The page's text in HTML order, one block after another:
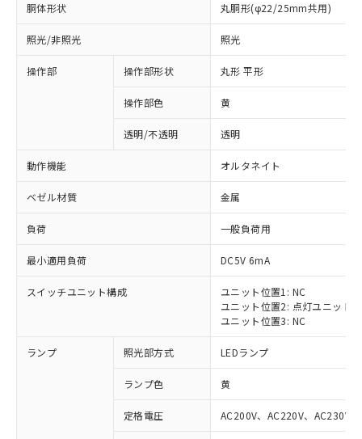
胴体形状 丸胴形(φ22/25mm共用)
照光/非照光 照光
操作部 操作部形状 丸形 平形
操作部色 黄
透明/不透明 透明
動作機能 オルタネイト
ベゼル材質 金属
負荷 一般負荷用
最小適用負荷 DC5V 6mA
スイッチユニット構成
ユニット位置1: NC
ユニット位置2: 点灯ユニット
ユニット位置3: NC
ランプ 照光部方式 LEDランプ
ランプ色 黄
定格電圧 AC200V、AC220V、AC230V